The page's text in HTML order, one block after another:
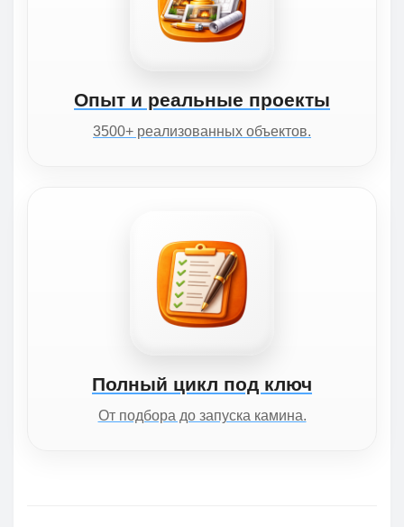
Опыт и реальные проекты
3500+ реализованных объектов.
Полный цикл под ключ
От подбора до запуска камина.